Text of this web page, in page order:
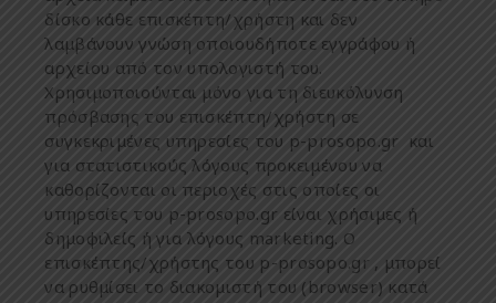
δίσκο κάθε επισκέπτη/χρήστη και δεν
λαμβάνουν γνώση οποιουδήποτε εγγράφου ή
αρχείου από τον υπολογιστή του.
Χρησι μοποιούνται μόνο για τη διευκόλυνση
πρόσβασης του επισκέπτη/ χρήστη σε
συγκεκρι μένες υπηρεσίες του p-prosopo.gr και
για στατιστικούς λόγους προκει μένου να
καθορίζονται οι περιοχές στις οποίες οι
υπηρεσίες του p-prosopo.gr είναι χρήσι μες ή
δημοφιλείς ή για λόγους marketing. Ο
επισκέπτης/χρήστης του p-prosopo.gr , μπορεί
να ρυθμίσει το διακομιστή του (browser) κατά